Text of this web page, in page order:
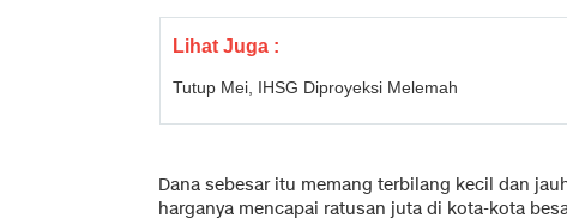
Lihat Juga :
Tutup Mei, IHSG Diproyeksi Melemah
Dana sebesar itu memang terbilang kecil dan
harganya mencapai ratusan juta di kota-kota